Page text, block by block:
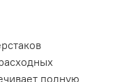
полную